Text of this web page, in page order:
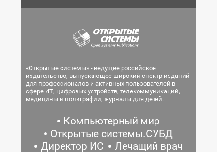
«Открытые системы» - ведущее российское
издательство, выпускающее широкий спектр изданий
для профессионалов и активных пользователей в
сфере ИТ, цифровых устройств, телекоммуникаций,
медицины и полиграфии, журналы для детей.
Компьютерный мир
Открытые системы.СУБД
Директор ИС
Лечащий врач